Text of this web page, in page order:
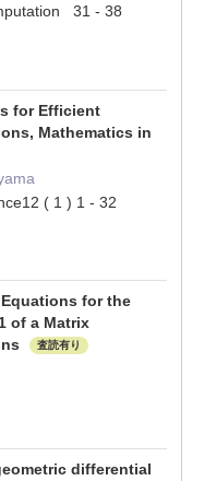
31 - 38
for Efficient
Mathematics in
( 1 ) 1 - 32
for the
of a Matrix
査読有り
differential